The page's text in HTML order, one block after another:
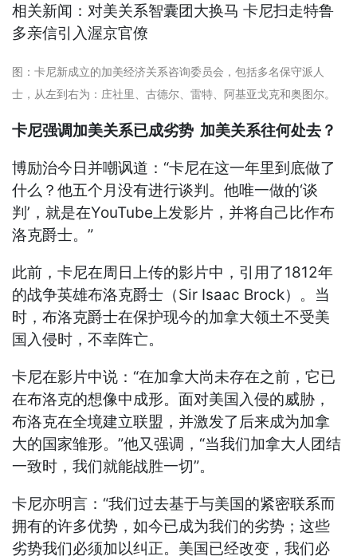
相关新闻：对美关系智囊团大换马 卡尼扫走特鲁
多亲信引入渥京官僚
图：卡尼新成立的加美经济关系咨询委员会，包括多名保守派人
士，从左到右为：庄社里、古德尔、雷特、阿基亚戈克和奥图尔。
卡尼强调加美关系已成劣势 加美关系往何处去？
博励治今日并嘲讽道：“卡尼在这一年里到底做了
什么？他五个月没有进行谈判。他唯一做的‘谈
判’，就是在YouTube上发影片，并将自己比作布
洛克爵士。”
此前，卡尼在周日上传的影片中，引用了1812年
的战争英雄布洛克爵士（Sir Isaac Brock）。当
时，布洛克爵士在保护现今的加拿大领土不受美
国入侵时，不幸阵亡。
卡尼在影片中说：“在加拿大尚未存在之前，它已
在布洛克的想像中成形。面对美国入侵的威胁，
布洛克在全境建立联盟，并激发了后来成为加拿
大的国家雏形。”他又强调，“当我们加拿大人团结
一致时，我们就能战胜一切”。
卡尼亦明言：“我们过去基于与美国的紧密联系而
拥有的许多优势，如今已成为我们的劣势；这些
劣势我们必须加以纠正。美国已经改变，我们必